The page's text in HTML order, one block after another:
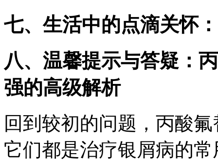
七、生活中的点滴关怀
八、温馨提示与答疑：
强的高级解析
回到较初的问题，丙酸
它们都是治疗银屑病的